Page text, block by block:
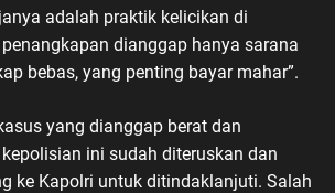
adalah praktik kelicikan di
dianggap hanya sarana
bebas, yang penting bayar mahar”.
yang dianggap berat dan
ini sudah diteruskan dan
ke Kapolri untuk ditindaklanjuti. Salah